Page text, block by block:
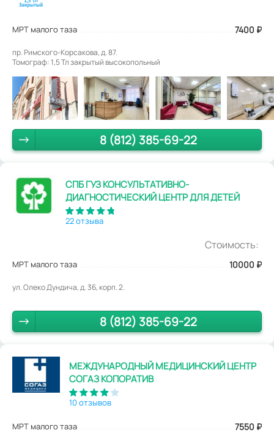
МРТ малого таза 7400 ₽
пр. Римского-Корсакова, д. 87.
Томограф: 1,5 Тл закрытый высокопольный
8 (812) 385-69-22
СПБ ГУЗ КОНСУЛЬТАТИВНО-
ДИАГНОСТИЧЕСКИЙ ЦЕНТР ДЛЯ ДЕТЕЙ
22 отзыва
Стоимость:
МРТ малого таза 10000 ₽
ул. Олеко Дундича, д. 36, корп. 2.
8 (812) 385-69-22
МЕЖДУНАРОДНЫЙ МЕДИЦИНСКИЙ ЦЕНТР
СОГАЗ КОПОРАТИВ
10 отзывов
МРТ малого таза 7550 ₽